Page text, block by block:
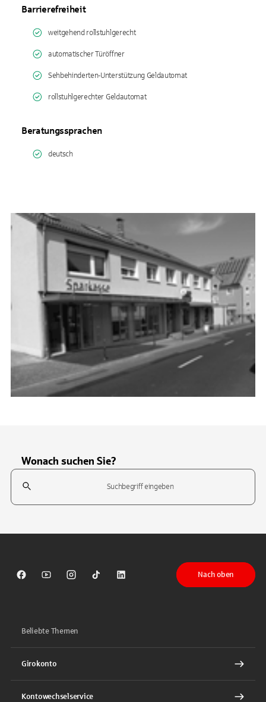
Barrierefreiheit
weitgehend rollstuhlgerecht
automatischer Türöffner
Sehbehinderten-Unterstützung Geldautomat
rollstuhlgerechter Geldautomat
Beratungssprachen
deutsch
Wonach suchen Sie?
Suchfeld
Sparkasse auf Facebook
Sparkasse auf Youtube
Sparkasse auf Instagram
Sparkasse auf TikTok
Sparkasse auf LinkedIn
Nach oben
Beliebte Themen
Girokonto
Kontowechselservice